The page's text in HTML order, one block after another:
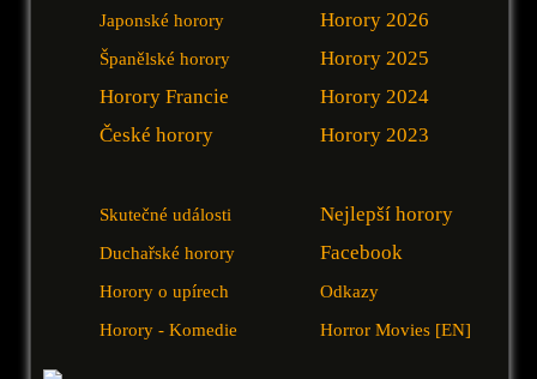
Japonské horory
Španělské horory
Horory Francie
České horory
Horory 2026
Horory 2025
Horory 2024
Horory 2023
Skutečné události
Duchařské horory
Horory o upírech
Horory - Komedie
Nejlepší horory
Facebook
Odkazy
Horror Movies [EN]